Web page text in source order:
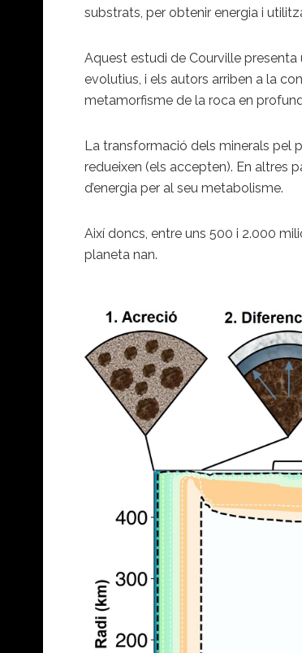
substrats, per obtenir energia i
Aquest estudi de Courville presenta
evolutius, i els autors arriben a la
metamorfisme de la roca en
La transformació dels minerals pel
redueixen (els accepten). En altres
d’energia per al seu metabolisme.
Així doncs, entre uns 500 i 2.000
planeta nan.